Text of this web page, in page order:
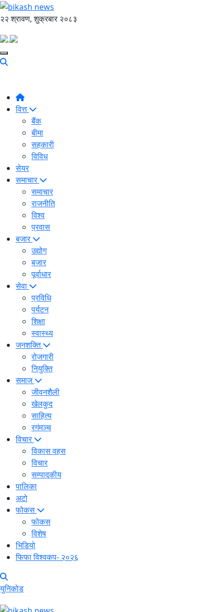
२२ श्रावण, शुक्रबार २०८३
वित्त
बैंक
बीमा
सहकारी
विविध
सेयर
समाचार
समाचार
राजनीति
विश्व
प्रवास
बजार
उद्योग
बजार
पूर्वाधार
सेवा
प्रविधि
पर्यटन
शिक्षा
स्वास्थ्य
जनशक्ति
रोजगारी
नियुक्ति
समाज
जीवनशैली
खेलकुद
साहित्य
रगंमञ्च
विचार
विकास वहस
विचार
सम्पादकीय
पालिका
अटो
फोकस
फोकस
विशेष
भिडियो
फिफा विश्वकप- २०२६
युनिकोड